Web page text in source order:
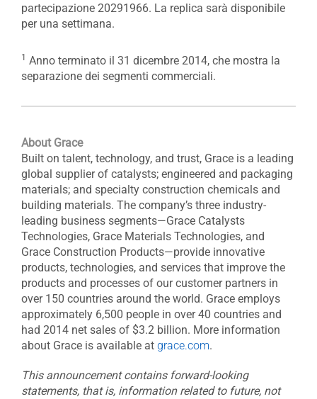
partecipazione 20291966. La replica sarà disponibile
per una settimana.
1 Anno terminato il 31 dicembre 2014, che mostra la
separazione dei segmenti commerciali.
About Grace
Built on talent, technology, and trust, Grace is a leading
global supplier of catalysts; engineered and packaging
materials; and specialty construction chemicals and
building materials. The company’s three industry-
leading business segments—Grace Catalysts
Technologies, Grace Materials Technologies, and
Grace Construction Products—provide innovative
products, technologies, and services that improve the
products and processes of our customer partners in
over 150 countries around the world. Grace employs
approximately 6,500 people in over 40 countries and
had 2014 net sales of $3.2 billion. More information
about Grace is available at grace.com.
This announcement contains forward-looking
statements, that is, information related to future, not